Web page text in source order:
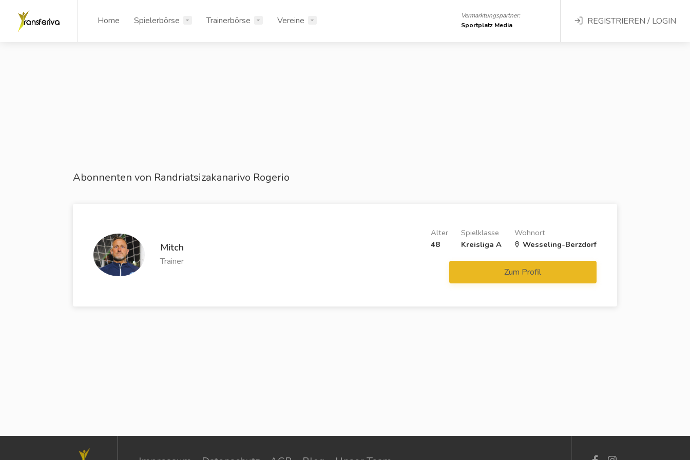
Home Spielerbörse Trainerbörse Vereine
Vermarktungspartner:
Sportplatz Media
REGISTRIEREN / LOGIN
Abonnenten von Randriatsizakanarivo Rogerio
Mitch
Trainer
Wohnort
Wesseling-Berzdorf
Spielklasse
Kreisliga A
Alter
48
Zum Profil